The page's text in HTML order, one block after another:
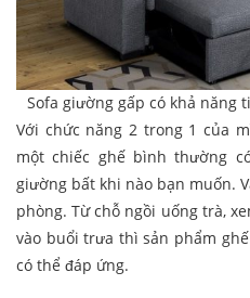
Sofa giường gấp có khả năng
Với chức năng 2 trong 1 của
một chiếc ghế bình thường
giường bất khi nào bạn muốn.
phòng. Từ chỗ ngồi uống trà,
vào buổi trưa thì sản phẩm
có thể đáp ứng.